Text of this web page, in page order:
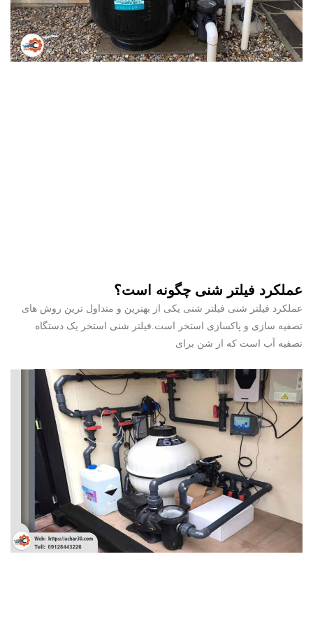
عملکرد فیلتر شنی چگونه است؟
عملکرد فیلتر شنی فیلتر شنی یکی از بهترین و متداول ترین روش های
تصفیه سازی و پاکسازی استخر است.فیلتر شنی استخر یک دستگاه
تصفیه آب است که از شن برای